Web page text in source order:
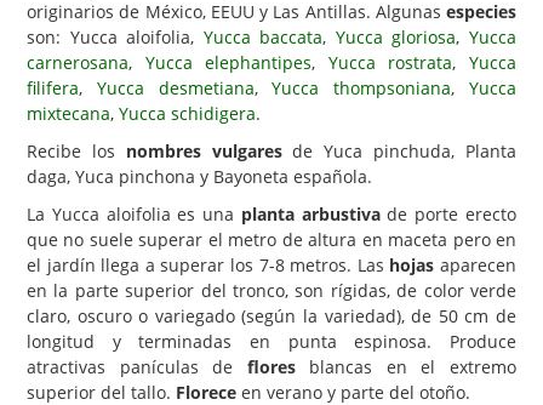
Animales
Hongos
Carencias
Fotos
Flores y Plantas
Árboles y Palmeras
Arbustos y Trepadoras
Cactus y Suculentas
originarios de México, EEUU y Las Antillas. Algunas especies
son: Yucca aloifolia, Yucca baccata, Yucca gloriosa,Yucca
carnerosana, Yucca elephantipes, Yucca rostrata,Yucca
filifera, Yucca desmetiana,Yucca thompsoniana,Yucca
mixtecana, Yucca schidigera.
Recibe los nombres vulgaresde Yuca pinchuda, Planta
daga, Yuca pinchona y Bayoneta española.
La Yucca aloifolia es una planta arbustivade porte erecto
que no suele superar el metro de altura en maceta pero en
el jardín llega a superar los 7-8 metros. Las hojas aparecen
en la parte superior del tronco, son rígidas, de color verde
claro, oscuro o variegado (según la variedad), de 50 cm de
longitud y terminadas en punta espinosa. Produce
atractivas panículas de floresblancas en el extremo
superior del tallo. Florece en verano y parte del otoño.